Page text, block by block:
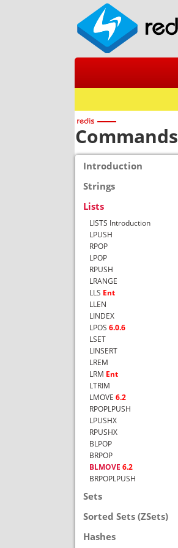
Commands
Introduction
Strings
Lists
LISTS Introduction
LPUSH
RPOP
LPOP
RPUSH
LRANGE
LLS Ent
LLEN
LINDEX
LPOS 6.0.6
LSET
LINSERT
LREM
LRM Ent
LTRIM
LMOVE 6.2
RPOPLPUSH
LPUSHX
RPUSHX
BLPOP
BRPOP
BLMOVE 6.2
BRPOPLPUSH
Sets
Sorted Sets (ZSets)
Hashes